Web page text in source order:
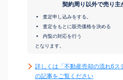
契約周り以外で売り主
査定申し込みをする。
査定をもとに販売価格を決める
内覧の対応を行う
となります。
詳しくは「不動産売却の流れ6ス
の記事をご覧ください